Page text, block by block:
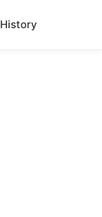
History